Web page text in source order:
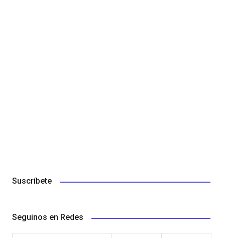
Suscríbete
Seguinos en Redes